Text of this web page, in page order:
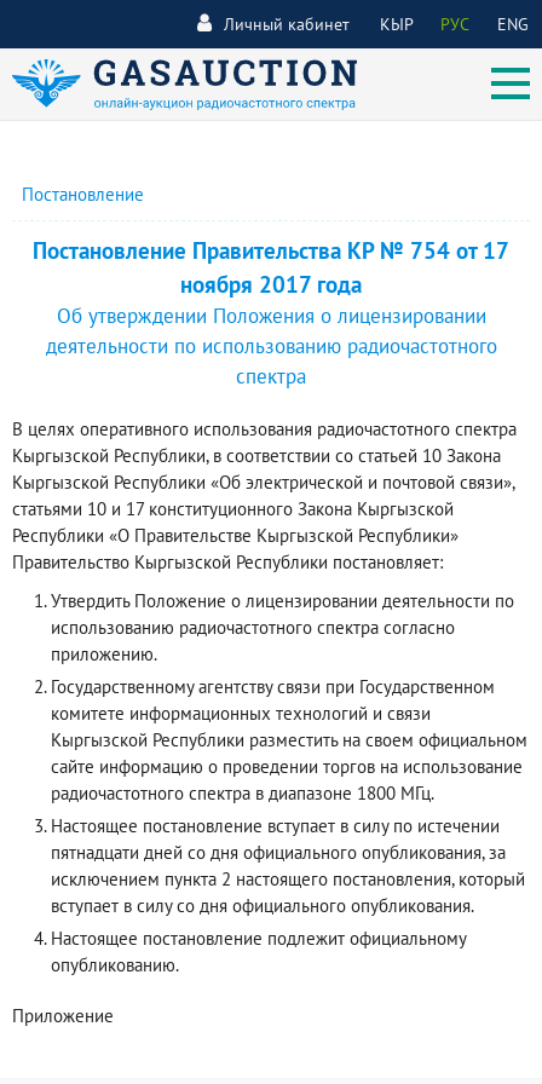
КЫР РУС ENG
Личный кабинет
Постановление
Постановление Правительства КР № 754 от 17
ноября 2017 года
Об утверждении Положения о лицензировании
деятельности по использованию радиочастотного
спектра
В целях оперативного использования радиочастотного спектра
Кыргызской Республики, в соответствии со статьей 10 Закона
Кыргызской Республики «Об электрической и почтовой связи»,
статьями 10 и 17 конституционного Закона Кыргызской
Республики «О Правительстве Кыргызской Республики»
Правительство Кыргызской Республики постановляет:
Утвердить Положение о лицензировании деятельности по
использованию радиочастотного спектра согласно
приложению.
Государственному агентству связи при Государственном
комитете информационных технологий и связи
Кыргызской Республики разместить на своем официальном
сайте информацию о проведении торгов на использование
радиочастотного спектра в диапазоне 1800 МГц.
Настоящее постановление вступает в силу по истечении
пятнадцати дней со дня официального опубликования, за
исключением пункта 2 настоящего постановления, который
вступает в силу со дня официального опубликования.
Настоящее постановление подлежит официальному
опубликованию.
Приложение